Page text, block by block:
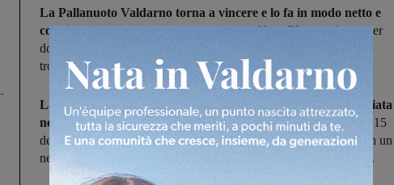
La Pallanuoto Valdarno torna a vincere e lo fa in modo netto e
convincente, superando 10-5 la quotata Ngm Firenzedopo aver
dominato dall'inizio alla fine. Ed è solo per le tante leggerezze di
troppo se il risultato finale non è ancora più rotondo.
La giornata alla piscina comunale di Colle Val d'Elsa era iniziata
nel migliore dei modi, con la vittoria della nuova squadra Under 15
della Pallanuoto Valdarno che al suo esordio supera la Sestese con un
netto 12-6. Poche ore più tardi anche i senior possono festeggiare.